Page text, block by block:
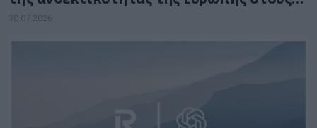
τομείς κυβερνοασφάλειας και ενέργειας
30.07.2026